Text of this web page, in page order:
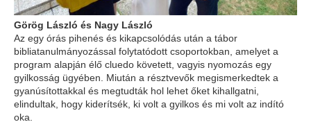
Görög László és Nagy László
Az egy órás pihenés és kikapcsolódás után a tábor
bibliatanulmányozással folytatódott csoportokban, amelyet a
program alapján élő cluedo követett, vagyis nyomozás egy
gyilkosság ügyében. Miután a résztvevők megismerkedtek a
gyanúsítottakkal és megtudták hol lehet őket kihallgatni,
elindultak, hogy kiderítsék, ki volt a gyilkos és mi volt az indító
oka.